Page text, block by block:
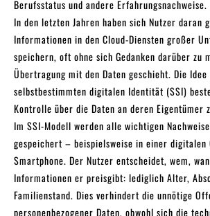
Berufsstatus und andere Erfahrungsnachweise.
In den letzten Jahren haben sich Nutzer daran
Informationen in den Cloud-Diensten großer
speichern, oft ohne sich Gedanken darüber zu
Übertragung mit den Daten geschieht. Die Idee
selbstbestimmten digitalen Identität (SSI)
Kontrolle über die Daten an deren Eigentümer
Im SSI-Modell werden alle wichtigen
gespeichert – beispielsweise in einer digitalen
Smartphone. Der Nutzer entscheidet, wem,
Informationen er preisgibt: lediglich Alter,
Familienstand. Dies verhindert die unnötige
personenbezogener Daten, obwohl sich die